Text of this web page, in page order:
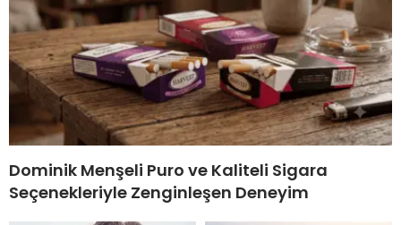
Dominik Menşeli Puro ve Kaliteli Sigara
Seçenekleriyle Zenginleşen Deneyim